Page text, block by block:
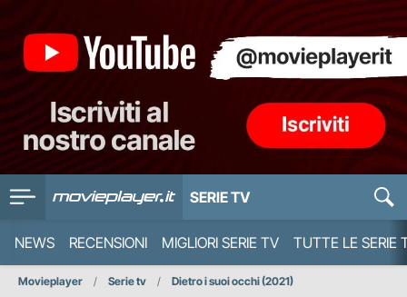
SERIE TV
NEWS RECENSIONI MIGLIORI SERIE TV TUTTE LE SERIE
Movieplayer Serie tv Dietro i suoi occhi (2021)